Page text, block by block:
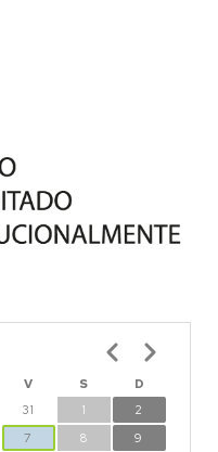
V S
D
31 1
2
7 8
9
Paginación